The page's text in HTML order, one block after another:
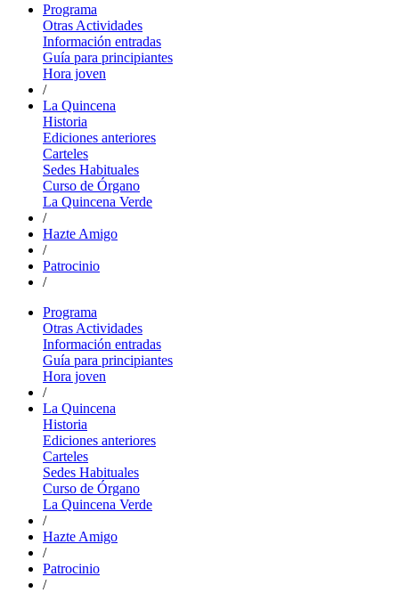
Programa
Otras Actividades
Información entradas
Guía para principiantes
Hora joven
/
La Quincena
Historia
Ediciones anteriores
Carteles
Sedes Habituales
Curso de Órgano
La Quincena Verde
/
Hazte Amigo
/
Patrocinio
/
Programa
Otras Actividades
Información entradas
Guía para principiantes
Hora joven
/
La Quincena
Historia
Ediciones anteriores
Carteles
Sedes Habituales
Curso de Órgano
La Quincena Verde
/
Hazte Amigo
/
Patrocinio
/